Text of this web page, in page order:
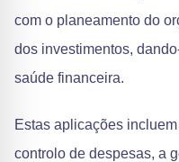
com o planeamento do
dos investimentos,
saúde financeira.
Estas aplicações
controlo de despesas, a